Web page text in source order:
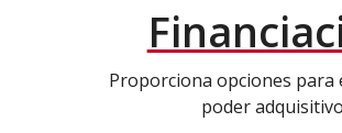
Proporciona opciones para
poder adquisitivo